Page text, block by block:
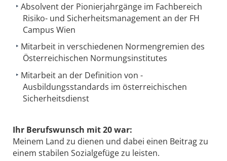
Absolvent der Pionierjahrgänge im Fachbereich
Risiko- und Sicherheitsmanagement an der FH
Campus Wien
Mitarbeit in verschiedenen Normen­gremien des
Österreichischen ­Normungsinstitutes
Mitarbeit an der Definition von ­
Ausbildungsstandards im österreichischen
Sicherheitsdienst
Ihr Berufswunsch mit 20 war:
Meinem Land zu dienen und dabei einen Beitrag zu
einem stabilen Sozialgefüge zu leisten.